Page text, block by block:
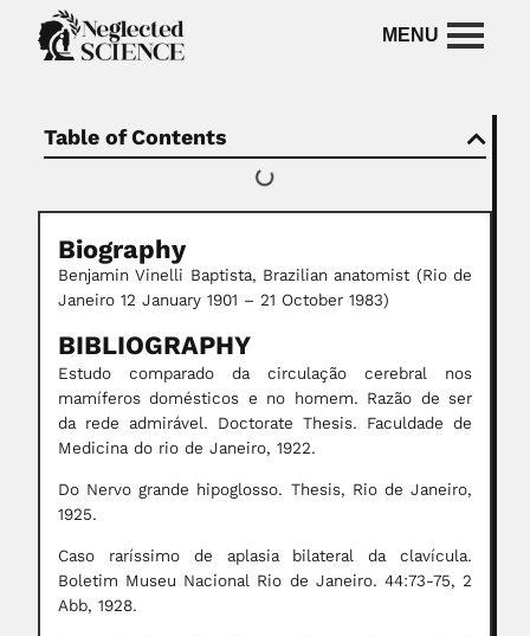
Table of Contents
Biography
Benjamin Vinelli Baptista, Brazilian anatomist (Rio de
Janeiro 12 January 1901 – 21 October 1983)
BIBLIOGRAPHY
Estudo comparado da circulação cerebral nos
mamíferos domésticos e no homem. Razão de ser
da rede admirável. Doctorate Thesis. Faculdade de
Medicina do rio de Janeiro, 1922.
Do Nervo grande hipoglosso. Thesis, Rio de Janeiro,
1925.
Caso raríssimo de aplasia bilateral da clavícula.
Boletim Museu Nacional Rio de Janeiro. 44:73-75, 2
Abb, 1928.